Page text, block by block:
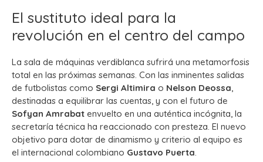
El sustituto ideal para la
revolución en el centro del campo
La sala de máquinas verdiblanca sufrirá una metamorfosis
total en las próximas semanas. Con las inminentes salidas
de futbolistas como Sergi Altimira o Nelson Deossa,
destinadas a equilibrar las cuentas, y con el futuro de
Sofyan Amrabat envuelto en una auténtica incógnita, la
secretaría técnica ha reaccionado con presteza. El nuevo
objetivo para dotar de dinamismo y criterio al equipo es
el internacional colombiano Gustavo Puerta.